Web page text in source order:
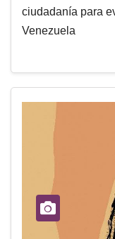
ciudadanía para
Venezuela